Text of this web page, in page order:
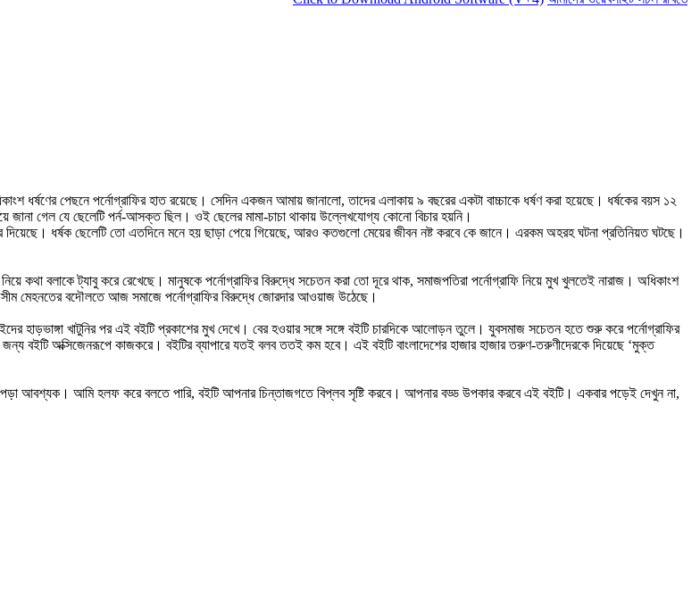
ধর্ষণের পেছনে পর্নোগ্রাফির হাত রয়েছে। সেদিন একজন আমায় জানালো, তাদের এলাকায় ৯ বছরের একটা বাচ্চাকে ধর্ষণ করা হয়েছে। ধর্ষকের বয়স ১২
গেল যে ছেলেটি পর্ন-আসক্ত ছিল। ওই ছেলের মামা-চাচা থাকায় উল্লেখযোগ্য কোনো বিচার হয়নি।
দিয়েছে। ধর্ষক ছেলেটি তো এতদিনে মনে হয় ছাড়া পেয়ে গিয়েছে, আরও কতগুলো মেয়ের জীবন নষ্ট করবে কে জানে। এরকম অহরহ ঘটনা প্রতিনিয়ত ঘটছে।
কথা বলাকে ট্যাবু করে রেখেছে। মানুষকে পর্নোগ্রাফির বিরুদ্ধে সচেতন করা তো দূরে থাক, সমাজপতিরা পর্নোগ্রাফি নিয়ে মুখ খুলতেই নারাজ। অধিকাংশ
মেহনতের বদৌলতে আজ সমাজে পর্নোগ্রাফির বিরুদ্ধে জোরদার আওয়াজ উঠেছে।
হাড়ভাঙ্গা খাটুনির পর এই বইটি প্রকাশের মুখ দেখে। বের হওয়ার সঙ্গে সঙ্গে বইটি চারদিকে আলোড়ন তুলে। যুবসমাজ সচেতন হতে শুরু করে পর্নোগ্রাফির
বইটি অক্সিজেনরূপে কাজকরে। বইটির ব্যাপারে যতই বলব ততই কম হবে। এই বইটি বাংলাদেশের হাজার হাজার তরুণ-তরুণীদেরকে দিয়েছে ‘মুক্ত
আমি হলফ করে বলতে পারি, বইটি আপনার চিন্তাজগতে বিপ্লব সৃষ্টি করবে। আপনার বড্ড উপকার করবে এই বইটি। একবার পড়েই দেখুন না,